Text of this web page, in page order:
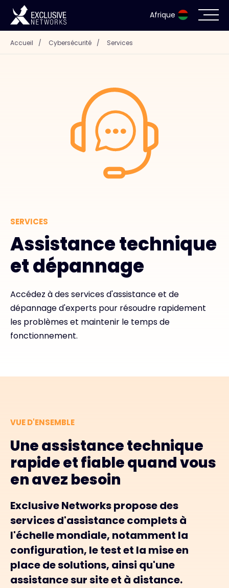
Afrique
Cybersécurité
Accueil / Cybersécurité / Services
SERVICES
Assistance technique
et dépannage
Accédez à des services d'assistance et de
dépannage d'experts pour résoudre rapidement
les problèmes et maintenir le temps de
fonctionnement.
VUE D'ENSEMBLE
Une assistance technique
rapide et fiable quand vous
en avez besoin
Exclusive Networks propose des
services d'assistance complets à
l'échelle mondiale, notamment la
configuration, le test et la mise en
place de solutions, ainsi qu'une
assistance sur site et à distance.